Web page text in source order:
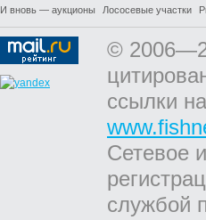
И вновь — аукционы
Лососевые участки
©
ссылки
Сетевое
службой